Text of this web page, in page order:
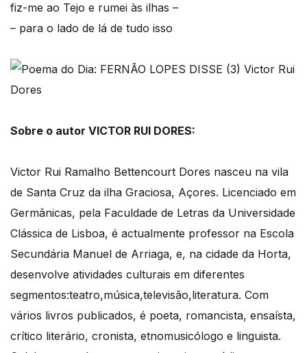
fiz-me ao Tejo e rumei às ilhas –
– para o lado de lá de tudo isso
Sobre o autor VICTOR RUI DORES:
Victor Rui Ramalho Bettencourt Dores nasceu na vila
de Santa Cruz da ilha Graciosa, Açores. Licenciado em
Germânicas, pela Faculdade de Letras da Universidade
Clássica de Lisboa, é actualmente professor na Escola
Secundária Manuel de Arriaga, e, na cidade da Horta,
desenvolve atividades culturais em diferentes
segmentos:teatro,música,televisão,literatura. Com
vários livros publicados, é poeta, romancista, ensaísta,
crítico literário, cronista, etnomusicólogo e linguista.